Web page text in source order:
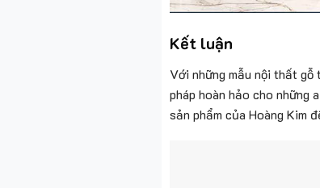
Kết luận
Với những mẫu nội thất gỗ
pháp hoàn hảo cho những
sản phẩm của Hoàng Kim